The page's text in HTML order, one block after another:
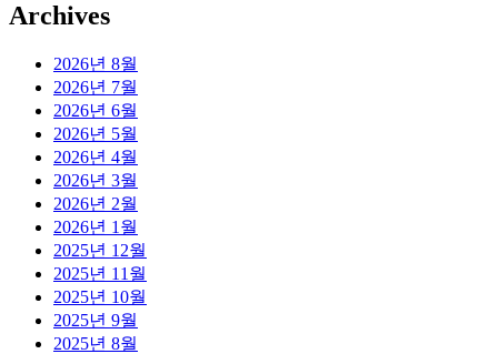
Archives
2026년 8월
2026년 7월
2026년 6월
2026년 5월
2026년 4월
2026년 3월
2026년 2월
2026년 1월
2025년 12월
2025년 11월
2025년 10월
2025년 9월
2025년 8월